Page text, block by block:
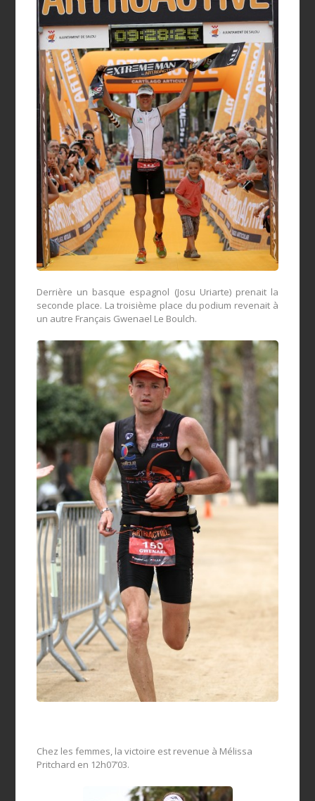
Derrière un basque espagnol (Josu Uriarte) prenait la
seconde place. La troisième place du podium revenait à
un autre Français Gwenael Le Boulch.
Chez les femmes, la victoire est revenue à Mélissa
Pritchard en 12h07’03.